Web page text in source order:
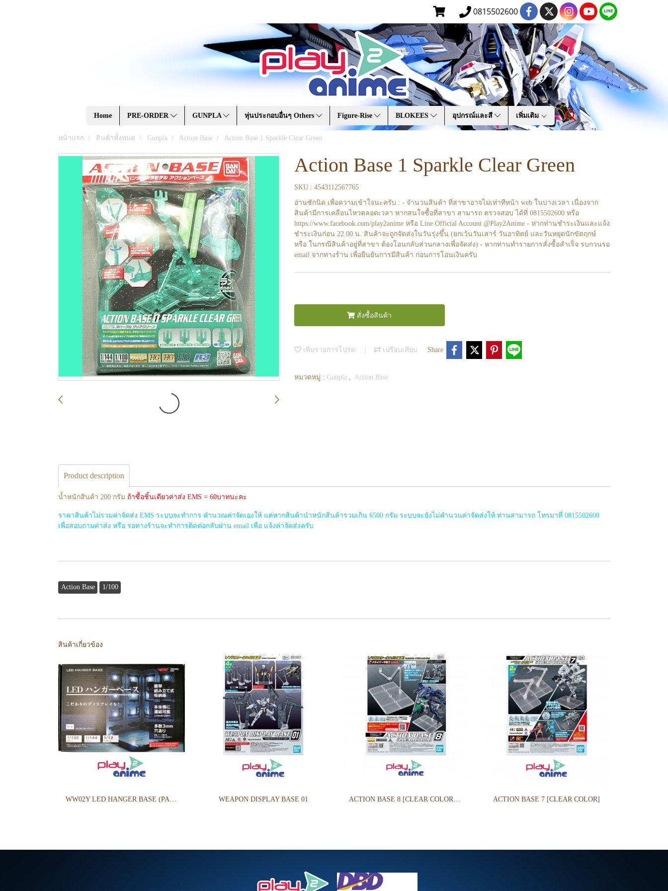
0815502600
Home PRE-ORDER GUNPLA หุ่นประกอบอื่นๆ Others Figure-Rise BLOKEES อุปกรณ์และสี เพิ่มเติม
หน้าแรก สินค้าทั้งหมด Gunpla Action Base Action Base 1 Sparkle Clear Green
Action Base 1 Sparkle Clear Green
SKU : 4543112567765
อ่านซักนิด เพื่อความเข้าใจนะครับ : - จำนวนสินค้า ที่สาขาอาจไม่เท่าทีหน้า web ในบางเวลา เนื่องจาก
สินค้ามีการเคลือนไหวตลอดเวลา หากสนใจซื้อที่สาขา สามารถ ตรวจสอบ ได้ที่ 0815502600 หรือ
https://www.facebook.com/play2anime หรือ Line Official Account @Play2Anime - หากท่านชำระเงินและแจ้ง
ชำระเงินก่อน 22.00 น. สินค้าจะถูกจัดส่งในวันรุ่งขึ้น (ยกเว้นวันเสาร์ วันอาทิตย์ และวันหยุดนักขัตฤกษ์
หรือ ในกรณีสินค้าอยู่ที่สาขา ต้องโอนกลับส่วนกลางเพื่อจัดส่ง) - หากท่านทำรายการสั่งซื้อสำเร็จ รบกวนรอ
email จากทางร้าน เพื่อยืนยันการมีสินค้า ก่อนการโอนเงินครับ
สั่งซื้อสินค้า
เพิ่มรายการโปรด เปรียบเทียบ Share
หมวดหมู่ : Gunpla Action Base
Product description
น้ำหนักสินค้า 200 กรัม ถ้าซื้อชิ้นเดียวค่าส่ง EMS = 60บาทนะคะ
ราคาสินค้าไม่รวมค่าจัดส่ง EMS ระบบจะทำการ คำนวณค่าจัดเองให้ แต่หากสินค้านำหนักสินค้ารวมเกิน 6500 กรัม ระบบจะยังไม่คำนวนค่าจัดส่งให้ ท่านสามารถ โทรมาที่ 0815502600
เพื่อสอบถามค่าส่ง หรือ รอทางร้านจะทำการติดต่อกลับผ่าน email เพื่อ แจ้งค่าจัดส่งครับ
Action Base 1/100
สินค้าเกี่ยวข้อง
WW02Y LED HANGER BASE (PAINTED)**เหมาะสำหรับ Gundam สเกล 1/144 สเกล 1/100 และ Action Figure สเกล 1/12** WEAPON DISPLAY BASE 01 ACTION BASE 8 [CLEAR COLOR] - เหมาะสำหรับ Scale 1/100 ACTION BASE 7 [CLEAR COLOR]